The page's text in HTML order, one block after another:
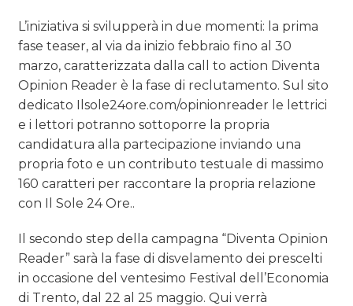
L’iniziativa si svilupperà in due momenti: la prima
fase teaser, al via da inizio febbraio fino al 30
marzo, caratterizzata dalla call to action Diventa
Opinion Reader è la fase di reclutamento. Sul sito
dedicato Ilsole24ore.com/opinionreader le lettrici
e i lettori potranno sottoporre la propria
candidatura alla partecipazione inviando una
propria foto e un contributo testuale di massimo
160 caratteri per raccontare la propria relazione
con Il Sole 24 Ore..
Il secondo step della campagna “Diventa Opinion
Reader” sarà la fase di disvelamento dei prescelti
in occasione del ventesimo Festival dell’Economia
di Trento, dal 22 al 25 maggio. Qui verrà